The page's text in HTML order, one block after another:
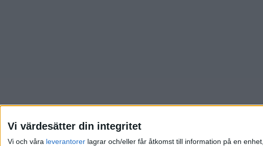
Vi värdesätter din integritet
Vi och våra leverantorer lagrar och/eller får åtkomst till information på en